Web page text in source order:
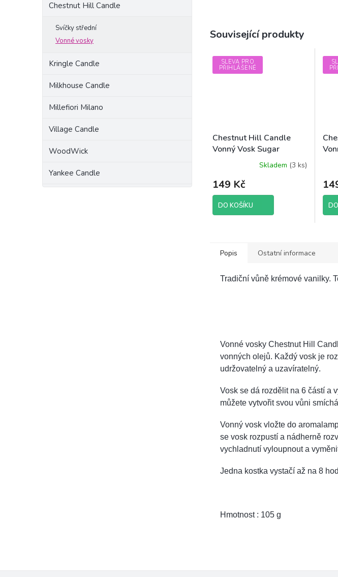
Chestnut Hill Candle
Svíčky střední
Vonné vosky
Kringle Candle
Milkhouse Candle
Millefiori Milano
Village Candle
WoodWick
Yankee Candle
Související produkty
SLEVA PRO
PŘIHLÁŠENÉ
Chestnut Hill Candle
Vonný Vosk Sugar
Cookie, 85 g brutto
Skladem (3 ks)
149 Kč
DO KOŠÍKU
Popis Ostatní informace
Tradiční vůně krémové vanilky.
Vonné vosky Chestnut Hill
vonných olejů. Každý vosk je
udržovatelný a uzavíratelný.
Vosk se dá rozdělit na 6 částí a
můžete vytvořit svou vůni
Vonný vosk vložte do
se vosk rozpustí a nádherně
vychladnutí vyloupnout a
Jedna kostka vystačí až na 8
Hmotnost : 105 g